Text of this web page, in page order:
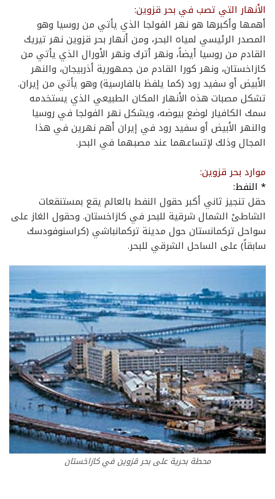
الأنهار التي تصب في بحر قزوين:
أهمها وأكبرها هو نهر الفولجا الذي يأتي من روسيا وهو
المصدر الرئيسي لمياه البحر، ومن أنهار بحر قزوين نهر تيريك
القادم من روسيا أيضاً، ونهر أترك ونهر الأورال الذي يأتي من
كازاخستان، ونهر كورا القادم من جمهورية أذربيجان، والنهر
الأبيض أو سفيد رود (كما يلفظ بالفارسية) وهو يأتي من إيران.
تشكل مصبات هذه الأنهار المكان الطبيعي الذي يستخدمه
سمك الكافيار لوضع بيوضه، ويشكل نهر الفولجا في روسيا
والنهر الأبيض أو سفيد رود في إيران أهم نهرين في هذا
المجال وذلك لإتساعهما عند مصبهما في البحر.
موارد بحر قزوين:
* النفط:
حقل تنجيز ثاني أكبر حقول النفط بالعالم يقع بمستنقعات
الشاطئ الشمال شرقية للبحر في كازاخستان. وحقول الغاز على
سواحل تركمانستان حول مدينة تركمانباشي (كراسنوفودسك
سابقاً) على الساحل الشرقي للبحر.
محطة بحرية على بحر قزوين في كازاخستان